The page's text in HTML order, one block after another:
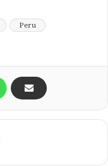
Peru